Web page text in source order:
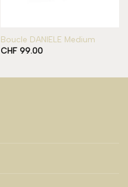
Boucle DANIELE Medium
CHF99.00